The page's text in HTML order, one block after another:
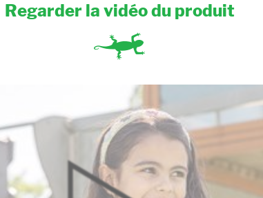
Regarder la vidéo du produit